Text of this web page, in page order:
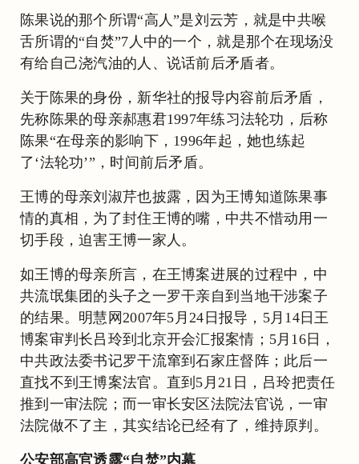
陈果说的那个所谓“高人”是刘云芳，就是中共喉
舌所谓的“自焚”7人中的一个，就是那个在现场没
有给自己浇汽油的人、说话前后矛盾者。
关于陈果的身份，新华社的报导内容前后矛盾，
先称陈果的母亲郝惠君1997年练习法轮功，后称
陈果“在母亲的影响下，1996年起，她也练起
了‘法轮功’”，时间前后矛盾。
王博的母亲刘淑芹也披露，因为王博知道陈果事
情的真相，为了封住王博的嘴，中共不惜动用一
切手段，迫害王博一家人。
如王博的母亲所言，在王博案进展的过程中，中
共流氓集团的头子之一罗干亲自到当地干涉案子
的结果。明慧网2007年5月24日报导，5月14日王
博案审判长吕玲到北京开会汇报案情；5月16日，
中共政法委书记罗干流窜到石家庄督阵；此后一
直找不到王博案法官。直到5月21日，吕玲把责任
推到一审法院；而一审长安区法院法官说，一审
法院做不了主，其实结论已经有了，维持原判。
公安部高官透露“自焚”内幕